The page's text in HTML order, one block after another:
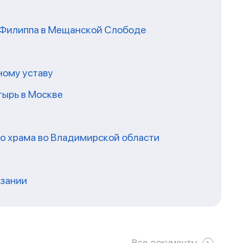
в Мещанской Слободе
уставу
в Москве
храма во Владимирской области